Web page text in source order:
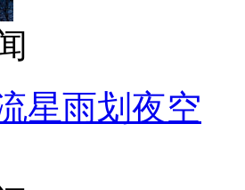
星雨划夜空